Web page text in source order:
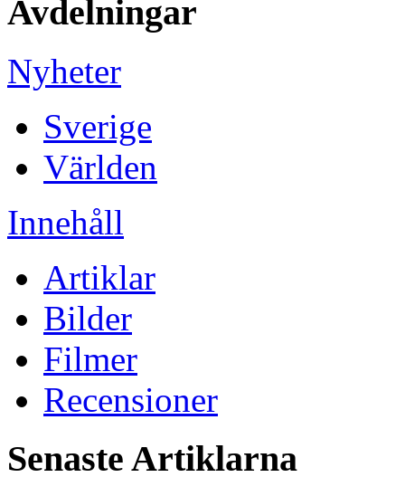
Avdelningar
Nyheter
Sverige
Världen
Innehåll
Artiklar
Bilder
Filmer
Recensioner
Senaste Artiklarna